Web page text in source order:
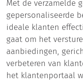
Met de verzamelde
gepersonaliseerde
ideale klanten
gaat om het
aanbiedingen,
verbeteren van
het klantenportaal